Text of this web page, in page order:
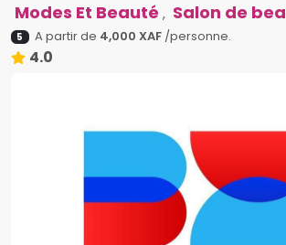
Modes Et Beauté , Salon de
5 A partir de 4,000 XAF/personne.
4.0